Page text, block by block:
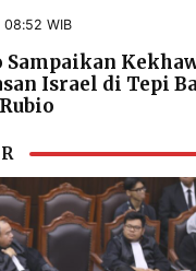
OF
WIB
Sampaikan
Israel di Tepi